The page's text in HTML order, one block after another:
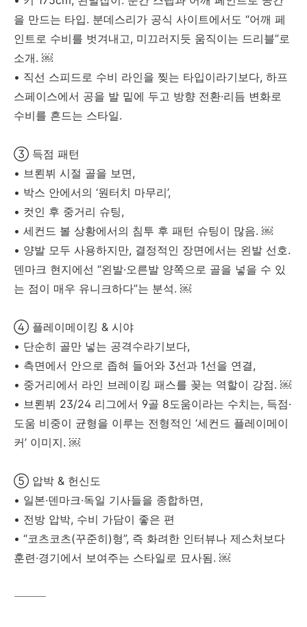
을 만드는 타입. 분데스리가 공식 사이트에서도 “어깨 페
인트로 수비를 벗겨내고, 미끄러지듯 움직이는 드리블”로
소개. ￼
• 직선 스피드로 수비 라인을 찢는 타입이라기보다, 하프
스페이스에서 공을 발 밑에 두고 방향 전환·리듬 변화로
수비를 흔드는 스타일.
③ 득점 패턴
• 브뢴뷔 시절 골을 보면,
• 박스 안에서의 ‘원터치 마무리’,
• 컷인 후 중거리 슈팅,
• 세컨드 볼 상황에서의 침투 후 패턴 슈팅이 많음. ￼
• 양발 모두 사용하지만, 결정적인 장면에서는 왼발 선호.
덴마크 현지에선 “왼발·오른발 양쪽으로 골을 넣을 수 있
는 점이 매우 유니크하다”는 분석. ￼
④ 플레이메이킹 & 시야
• 단순히 골만 넣는 공격수라기보다,
• 측면에서 안으로 좁혀 들어와 3선과 1선을 연결,
• 중거리에서 라인 브레이킹 패스를 꽂는 역할이 강점. ￼
• 브뢴뷔 23/24 리그에서 9골 8도움이라는 수치는, 득점·
도움 비중이 균형을 이루는 전형적인 ‘세컨드 플레이메이
커’ 이미지. ￼
⑤ 압박 & 헌신도
• 일본·덴마크·독일 기사들을 종합하면,
• 전방 압박, 수비 가담이 좋은 편
• “코츠코츠(꾸준히)형”, 즉 화려한 인터뷰나 제스처보다
훈련·경기에서 보여주는 스타일로 묘사됨. ￼
⸻